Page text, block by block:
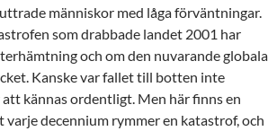
människor med låga förväntningar.
som drabbade landet 2001 har
och om den nuvarande globala
Kanske var fallet till botten inte
kännas ordentligt. Men här finns en
decennium rymmer en katastrof, och